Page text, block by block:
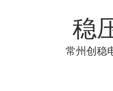
稳
常州创稳